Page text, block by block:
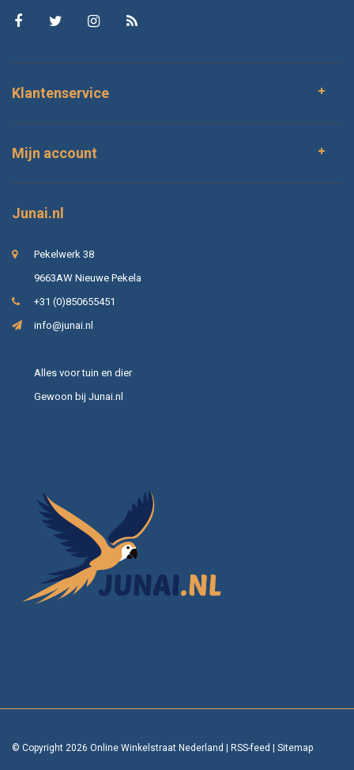
Klantenservice
Mijn account
Junai.nl
Pekelwerk 38
9663AW Nieuwe Pekela
+31 (0)850655451
info@junai.nl
Alles voor tuin en dier
Gewoon bij Junai.nl
© Copyright 2026 Online Winkelstraat Nederland RSS-feed Sitemap